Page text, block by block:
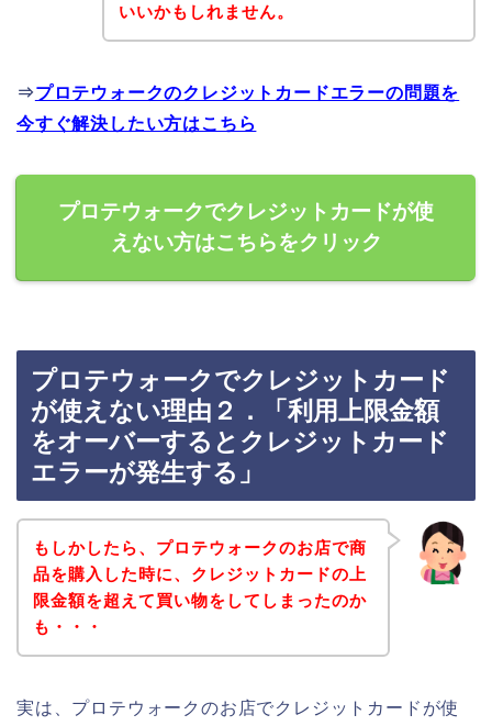
いいかもしれません。
⇒プロテウォークのクレジットカードエラーの問題を
今すぐ解決したい方はこちら
プロテウォークでクレジットカードが使
えない方はこちらをクリック
プロテウォークでクレジットカード
が使えない理由２．「利用上限金額
をオーバーするとクレジットカード
エラーが発生する」
もしかしたら、プロテウォークのお店で商
品を購入した時に、クレジットカードの上
限金額を超えて買い物をしてしまったのか
も・・・
実は、プロテウォークのお店でクレジットカードが使